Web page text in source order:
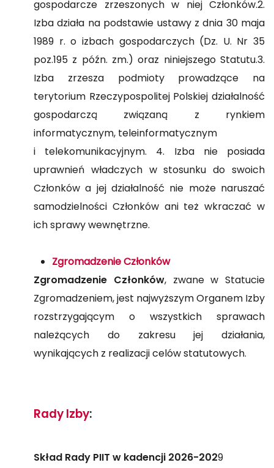
gospodarcze zrzeszonych w niej Członków.2.
Izba działa na podstawie ustawy z dnia 30 maja
1989 r. o izbach gospodarczych (Dz. U. Nr 35
poz.195 z późn. zm.) oraz niniejszego Statutu.3.
Izba zrzesza podmioty prowadzące na
terytorium Rzeczypospolitej Polskiej działalność
gospodarczą związaną z rynkiem
informatycznym, teleinformatycznym
i telekomunikacyjnym. 4. Izba nie posiada
uprawnień władczych w stosunku do swoich
Członków a jej działalność nie może naruszać
samodzielności Członków ani też wkraczać w
ich sprawy wewnętrzne.
Zgromadzenie Członków
Zgromadzenie Członków, zwane w Statucie
Zgromadzeniem, jest najwyższym Organem Izby
rozstrzygającym o wszystkich sprawach
należących do zakresu jej działania,
wynikających z realizacji celów statutowych.
Rady Izby:
Skład Rady PIIT w kadencji 2026-2029